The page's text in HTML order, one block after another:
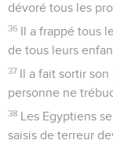
dévoré tous les
36 Il a frappé tous
de tous leurs
37 Il a fait sortir son
personne ne
38 Les Egyptiens
saisis de terreur